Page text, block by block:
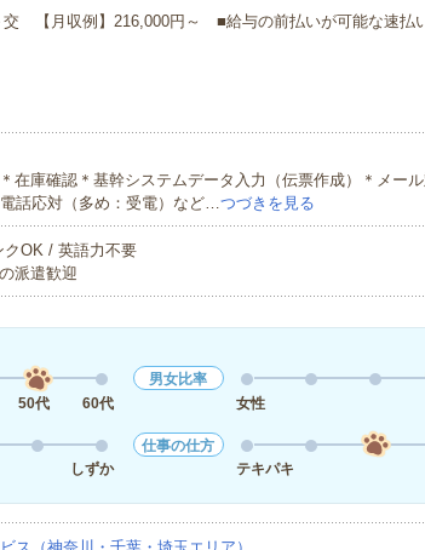
交 【月収例】216,000円～ ■給与の前払いが可能な速払
在庫確認＊基幹システムデータ入力（伝票作成）＊メー
話応対（多め：受電）など…つづきを見る
OK / 英語力不要
派遣歓迎
50代 60代
男女比率
女性
しずか
仕事の仕方
テキパキ